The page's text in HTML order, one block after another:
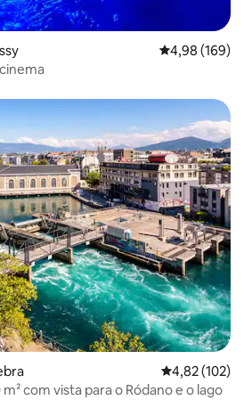
4,98 de uma
4,98 (169)
4,82 de uma
4,82 (102)
com vista para o Ródano e o lago